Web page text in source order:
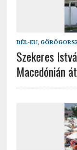
DÉL-EU,
Szekeres
Macedónián